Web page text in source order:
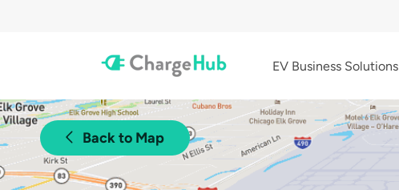
EV Business Solutions
Back to Map